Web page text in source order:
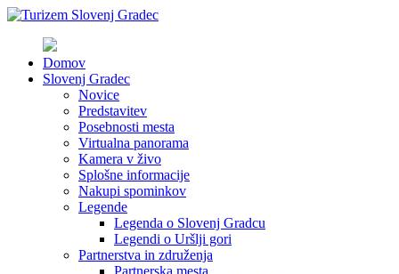
Domov
Slovenj Gradec
Novice
Predstavitev
Posebnosti mesta
Virtualna panorama
Kamera v živo
Splošne informacije
Nakupi spominkov
Legende
Legenda o Slovenj Gradcu
Legendi o Uršlji gori
Partnerstva in združenja
Partnerska mesta